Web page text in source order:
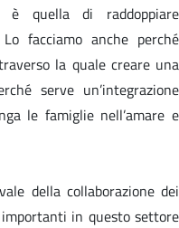
quella di raddoppiare
facciamo anche perché
la quale creare una
serve un’integrazione
le famiglie nell’amare e
della collaborazione dei
in questo settore